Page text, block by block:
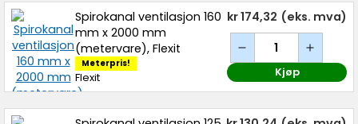
Spirokanal ventilasjon 160
mm x 2000 mm
(metervare), Flexit
Meterpris!
Flexit
kr 174,32 (eks. mva)
Kjøp